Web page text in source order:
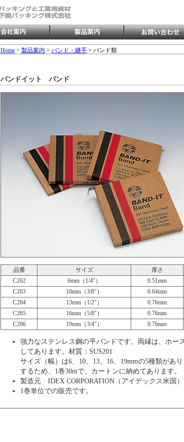
Home > 製品案内 > バンド・継手 > バンド類
バンドイット バンド
品番 サイズ 厚さ
C202
6mm（1/4″） 0.51mm
C203
10mm（3/8″） 0.64mm
C204
13mm（1/2″） 0.76mm
C205
16mm（5/8″） 0.76mm
C206
19mm（3/4″） 0.76mm
強力なステンレス鋼の平バンドです。両縁は、ホー
してあります。材質：SUS201
サイズ（幅）は6、10、13、16、19mmの5種類があ
するため、1巻30mで、カートンに納めてあります。
製造元 IDEX CORPORATION（アイデックス米国）
1巻単位での販売です。